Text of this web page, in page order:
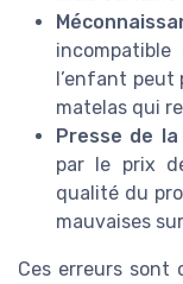
l’enfant peut
matelas qui
Presse de
par le prix
qualité du
mauvaises
Ces erreurs sont